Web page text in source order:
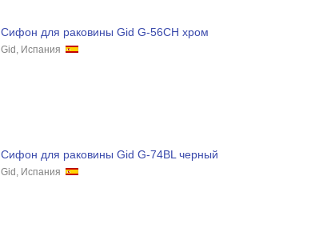
Сифон для раковины Gid G-56CH хром
Gid, Испания
Сифон для раковины Gid G-74BL черный
Gid, Испания